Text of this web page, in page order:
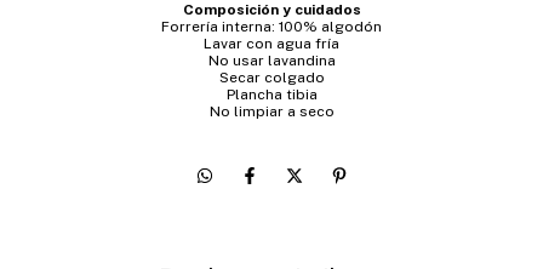
Composición y cuidados
Forrería interna: 100% algodón
Lavar con agua fría
No usar lavandina
Secar colgado
Plancha tibia
No limpiar a seco